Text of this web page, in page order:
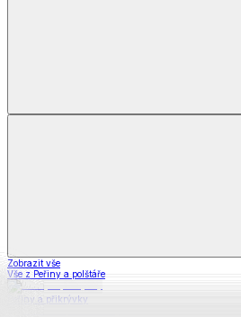
Zobrazit vše
Vše z Peřiny a polštáře
Peřiny a přikrývky